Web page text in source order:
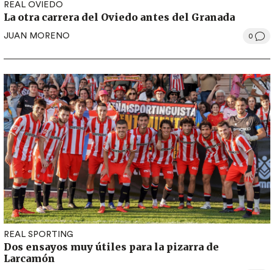
REAL OVIEDO
La otra carrera del Oviedo antes del Granada
JUAN MORENO 0
REAL SPORTING
Dos ensayos muy útiles para la pizarra de
Larcamón